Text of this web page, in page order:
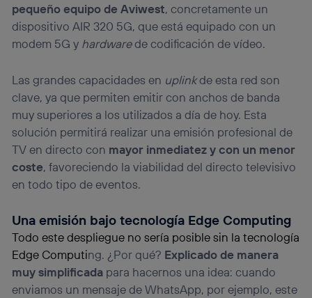
pequeño equipo de Aviwest, concretamente un
dispositivo AIR 320 5G, que está equipado con un
modem 5G y hardwarede codificación de vídeo.
Las grandes capacidades en uplinkde esta red son
clave, ya que permiten emitir con anchos de banda
muy superiores a los utilizados a día de hoy. Esta
solución permitirá realizar una emisión profesional de
TV en directo con mayor inmediatez y con un menor
coste, favoreciendo la viabilidad del directo televisivo
en todo tipo de eventos.
Una emisión bajo tecnología Edge Computing
Todo este despliegue no sería posible sin la tecnología
Edge Computing. ¿Por qué? Explicado de manera
muy simplificada para hacernos una idea: cuando
enviamos un mensaje de WhatsApp, por ejemplo, este